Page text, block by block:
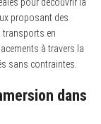
proposant des
transports en
à travers la
sans contraintes.
dans